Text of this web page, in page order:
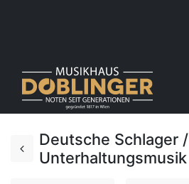
Deutsche Schlager /
Unterhaltungsmusik